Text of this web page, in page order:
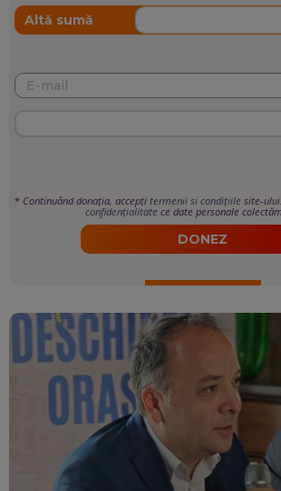
Altă sumă
* Continuând donația, accepți termenii si condițiile site-
confidențialitate ce date personale
DONEZ